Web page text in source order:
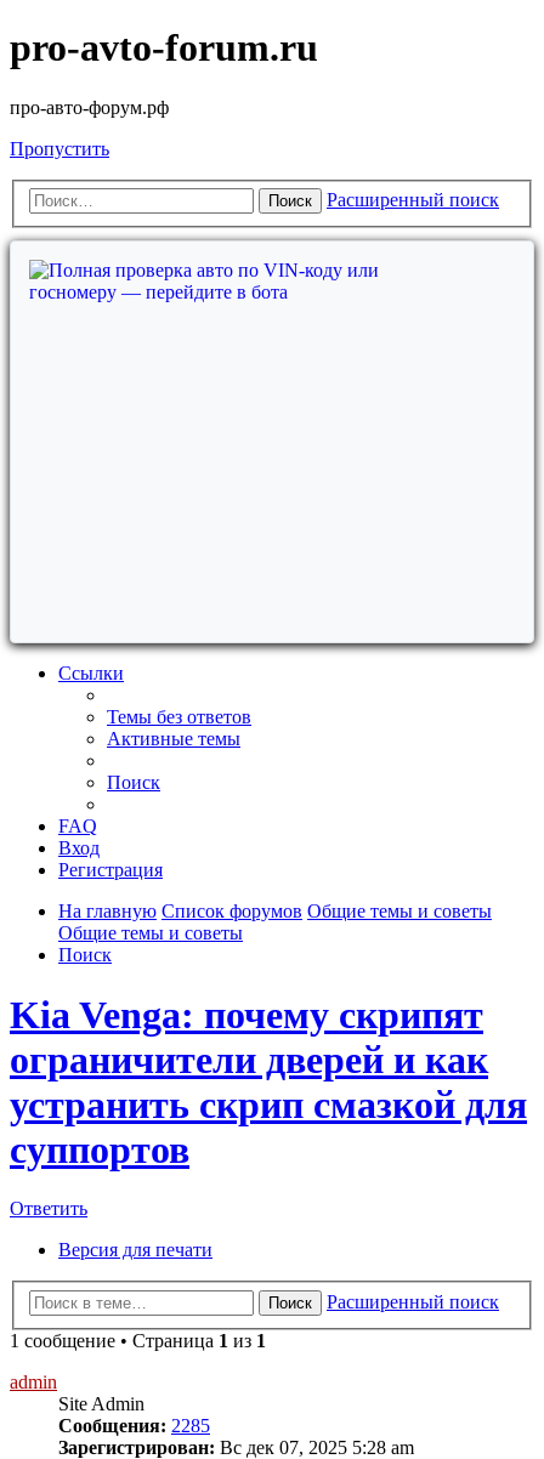
pro-avto-forum.ru
про-авто-форум.рф
Пропустить
Поиск Расширенный поиск
Ссылки
Темы без ответов
Активные темы
Поиск
FAQ
Вход
Регистрация
На главную Список форумов Общие темы и советы
Общие темы и советы
Поиск
Kia Venga: почему скрипят
ограничители дверей и как
устранить скрип смазкой для
суппортов
Ответить
Версия для печати
Поиск
Расширенный поиск
1 сообщение • Страница 1 из 1
admin
Site Admin
Сообщения: 2285
Зарегистрирован: Вс дек 07, 2025 5:28 am